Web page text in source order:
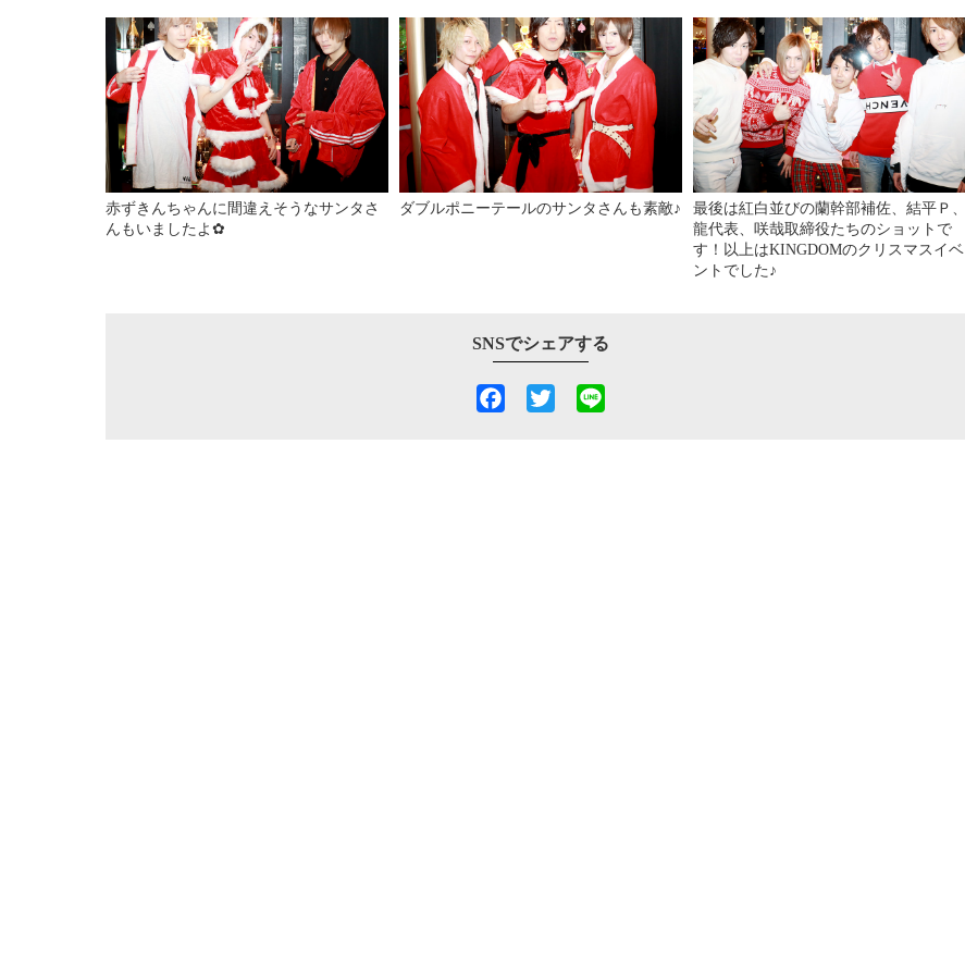
赤ずきんちゃんに間違えそうなサンタさ
んもいましたよ✿
ダブルポニーテールのサンタさんも素敵♪
最後は紅白並びの蘭幹部補佐、結平Ｐ、
龍代表、咲哉取締役たちのショットで
す！以上はKINGDOMのクリスマスイベ
ントでした♪
SNSでシェアする
FacebookTwitter